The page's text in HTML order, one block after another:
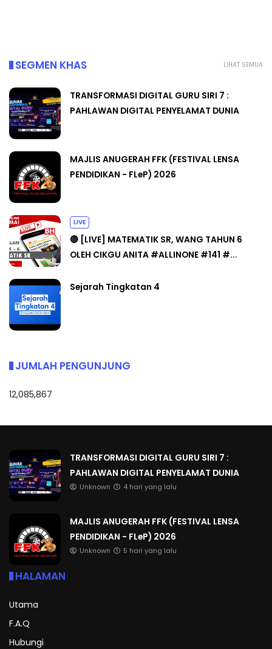
LIHAT SEMUA
SEGMEN KHAS
TRANSFORMASI DIGITAL GURU SIRI 7 :
PAHLAWAN DIGITAL PENYELAMAT DUNIA
MAJLIS ANUGERAH FFK (FESTIVAL LENSA
PENDIDIKAN - FLeP) 2026
LIVE
🔴 [LIVE] MATEMATIK SR, WANG TAHUN 6
OLEH CIKGU ANITA #ALLINONE #141 #...
Sejarah Tingkatan 4
JUMLAH PENGUNJUNG
12,085,867
TRANSFORMASI DIGITAL GURU SIRI 7 :
PAHLAWAN DIGITAL PENYELAMAT DUNIA
Unknown 4 hari yang lalu
MAJLIS ANUGERAH FFK (FESTIVAL LENSA
PENDIDIKAN - FLeP) 2026
Unknown 5 hari yang lalu
HALAMAN
Utama
F.A.Q
Hubungi